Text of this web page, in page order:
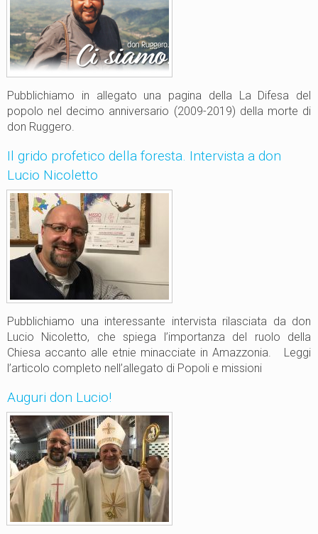
Pubblichiamo in allegato una pagina della La Difesa del
popolo nel decimo anniversario (2009-2019) della morte di
don Ruggero.
Il grido profetico della foresta. Intervista a don
Lucio Nicoletto
Pubblichiamo una interessante intervista rilasciata da don
Lucio Nicoletto, che spiega l’importanza del ruolo della
Chiesa accanto alle etnie minacciate in Amazzonia. Leggi
l’articolo completo nell’allegato di Popoli e missioni
Auguri don Lucio!